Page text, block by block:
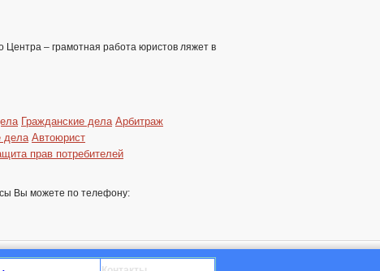
– грамотная работа юристов ляжет в
Гражданские дела Арбитраж
дела Автоюрист
прав потребителей
Вы можете по телефону: